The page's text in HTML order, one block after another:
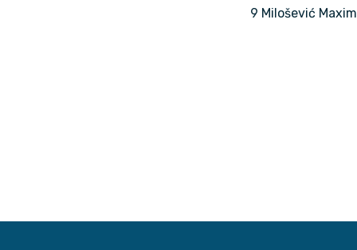
9 Milošević